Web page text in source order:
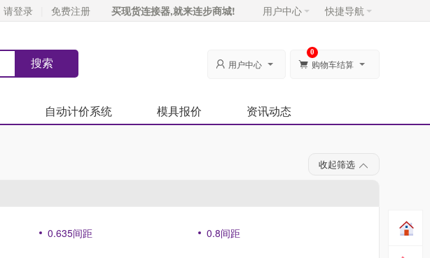
请登录 免费注册 买现货连接器,就来连步商城! 用户中心 快捷导航
 用户中心  购物车结算
0
自动计价系统 模具报价 资讯动态
收起筛选
0.635间距
0.8间距